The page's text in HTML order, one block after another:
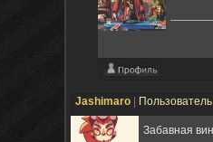
Jashimaro
Забавная